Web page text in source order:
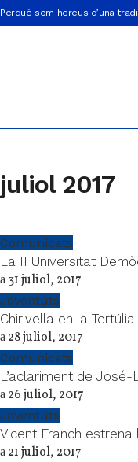
Perquè som hereus d’una
juliol 2017
Comunicats
La II Universitat
31 juliol, 2017
Joventuts
Chirivella en la
28 juliol, 2017
Comunicats
L’aclariment de José-
26 juliol, 2017
Joventuts
Vicent Franch estrena
21 juliol, 2017